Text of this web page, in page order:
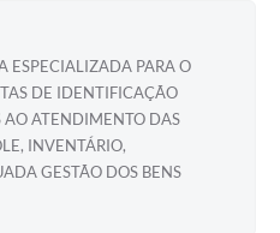
ESPECIALIZADA PARA O
DE IDENTIFICAÇÃO
ATENDIMENTO DAS
INVENTÁRIO,
GESTÃO DOS BENS